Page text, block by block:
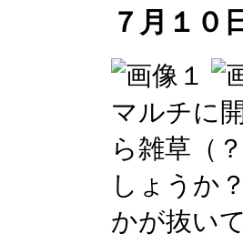
７月１０
マルチに
ら雑草（
しょうか
かが抜い